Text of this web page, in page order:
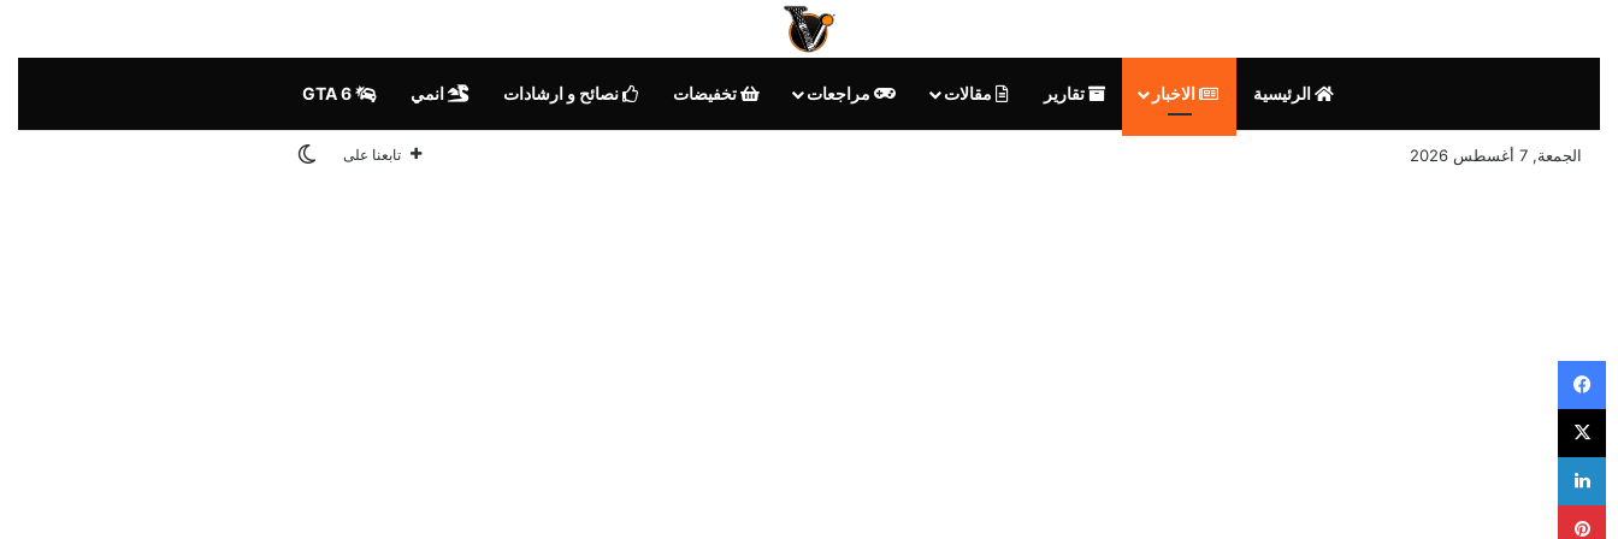
الرئيسية الاخبار تقارير مقالات مراجعات تخفيضات نصائح و ارشادات انمي
الجمعة, 7 أغسطس 2026 تابعنا على الوضع المظلم
فيسبوك
‫X
لينكدإن
بينتيريست